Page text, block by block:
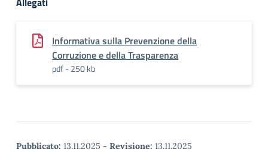
Informativa sulla Prevenzione della
Corruzione e della Trasparenza
pdf - 250 kb
Pubblicato: 13.11.2025 - Revisione: 13.11.2025